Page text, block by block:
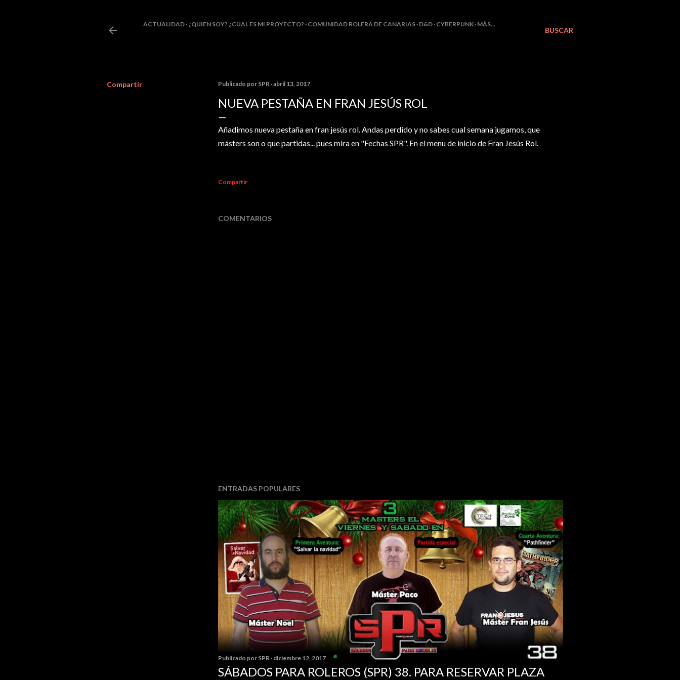
BUSCAR
ACTUALIDAD ¿QUIEN SOY? ¿CUAL ES MI PROYECTO? COMUNIDAD ROLERA DE CANARIAS D&D CYBERPUNK MÁS…
Compartir Publicado por SPR abril 13, 2017
NUEVA PESTAÑA EN FRAN JESÚS ROL
Añadimos nueva pestaña en fran jesús rol. Andas perdido y no sabes cual semana jugamos, que
másters son o que partidas... pues mira en "Fechas SPR". En el menu de inicio de Fran Jesús Rol.
Compartir
COMENTARIOS
ENTRADAS POPULARES
Publicado por SPR diciembre 12, 2017
SÁBADOS PARA ROLEROS (SPR) 38. PARA RESERVAR PLAZA